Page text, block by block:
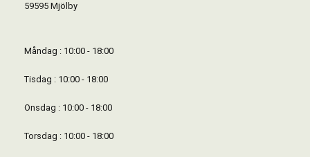
59595 Mjölby
Måndag : 10:00 - 18:00
Tisdag : 10:00 - 18:00
Onsdag : 10:00 - 18:00
Torsdag : 10:00 - 18:00